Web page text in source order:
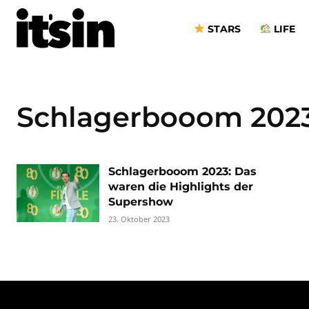
STARS LIFE
Schlagerbooom
Schlagerbooom 2023: Das
waren die Highlights der
Supershow
23. Oktober 2023